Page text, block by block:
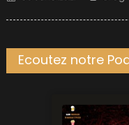
Ecoutez notre